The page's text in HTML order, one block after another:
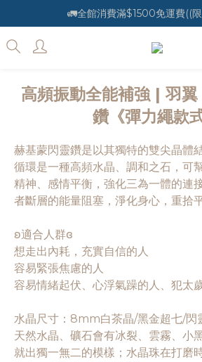
🚛全館消費滿$1500免運費((
高頻振動全能補強 | 羽
鑽《彈力繩款式
赫基蒙閃靈鑽是以其獨特的雙尖晶體
循環是一種高頻水晶、調和之石，可
精神、感情平衡，強化三為一體的連
者斷層的能量阻塞，淨化身心，重拾
ʚ適合人群ɞ
想走出內耗，充實自信的人
容易緊張焦慮的人
容易情緒起伏、心浮氣躁的人、犯太
水晶尺寸：8mm白茶晶/黑金超七/閃
天然水晶、礦石會有冰裂、雲霧、小
就出獨一無二的模樣；水晶珠在打磨